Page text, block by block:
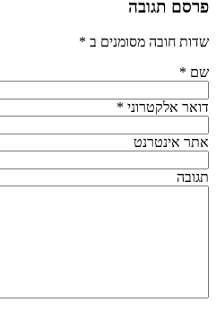
פרסם תגובה
שדות חובה מסומנים ב *
שם *
דואר אלקטרוני *
אתר אינטרנט
תגובה